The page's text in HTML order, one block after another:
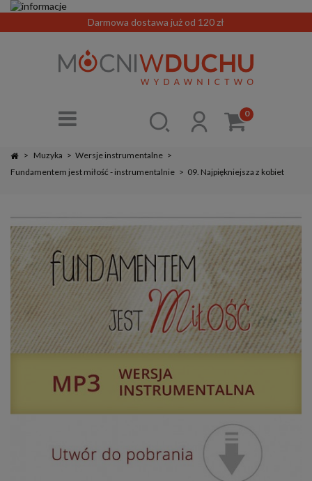
Darmowa dostawa już od 120 zł
0
> Muzyka > Wersje instrumentalne >
Fundamentem jest miłość - instrumentalnie > 09. Najpiękniejsza z kobiet